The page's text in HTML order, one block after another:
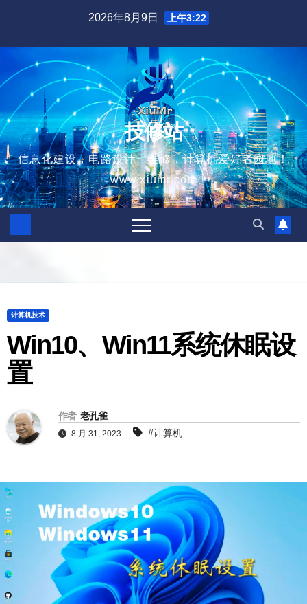
内
2026年8月9日 上午3:22
技修站
信息化建设，电路设计、维修，计算机爱好者园地！
www.xiumr.com
计算机技术
Win10、Win11系统休眠设
置
作者 老孔雀
8 月 31, 2023 #计算机